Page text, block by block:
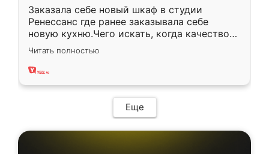
Заказала себе новый шкаф в студии
Ренессанс где ранее заказывала себе
новую кухню.Чего искать, когда качеством
вполне довольна. Служит кухня уже почти
два года, нареканий нет.
Читать полностью
Еще